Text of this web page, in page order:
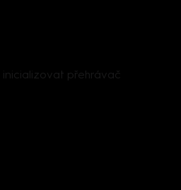
přehrávač